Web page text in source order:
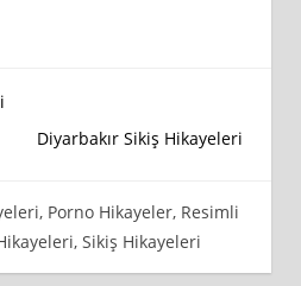
Diyarbakır Sikiş Hikayeleri
, Porno Hikayeler, Resimli
, Sikiş Hikayeleri